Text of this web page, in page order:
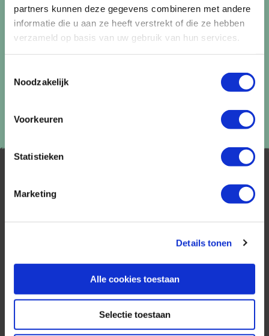
partners kunnen deze gegevens combineren met andere
informatie die u aan ze heeft verstrekt of die ze hebben
verzameld op basis van uw gebruik van hun services.
Noodzakelijk
Voorkeuren
Statistieken
Marketing
Details tonen
Alle cookies toestaan
Selectie toestaan
Lees in onsprivacybeleid hoe wij zorgvuldig omgaan met uw
gegevens.
Nederlandse markt als reisspecialist. Ons
specialisme is het samenstellen van reizen tegen
de scherpste prijs in combinatie met de beste
service. Naast een zeer ruim aanbod van
georganiseerde rondreizen kunnen alle reizen
volledig op maat worden samengesteld.